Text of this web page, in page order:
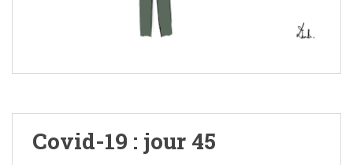
Covid-19 : jour 45